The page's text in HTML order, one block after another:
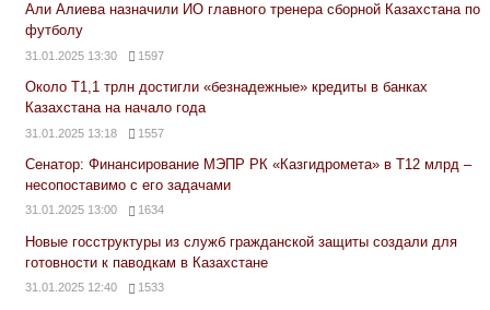
Али Алиева назначили ИО главного тренера сборной Казахстана по
футболу
31.01.2025 13:30 1597
Около Т1,1 трлн достигли «безнадежные» кредиты в банках
Казахстана на начало года
31.01.2025 13:18 1557
Сенатор: Финансирование МЭПР РК «Казгидромета» в Т12 млрд –
несопоставимо с его задачами
31.01.2025 13:00 1634
Новые госструктуры из служб гражданской защиты создали для
готовности к паводкам в Казахстане
31.01.2025 12:40 1533